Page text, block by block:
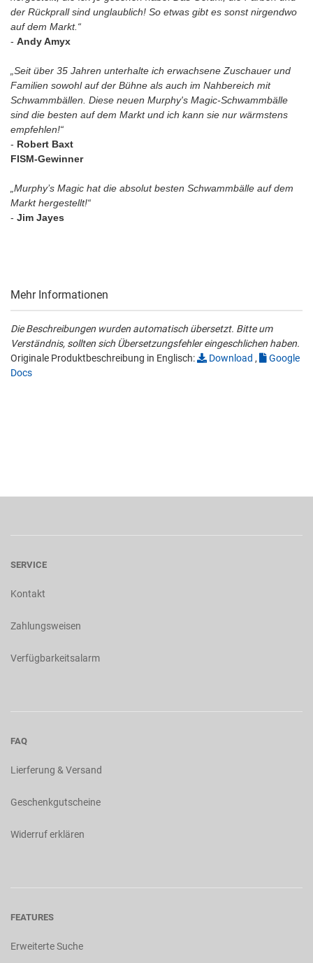
der Rückprall sind unglaublich! So etwas gibt es sonst nirgendwo
auf dem Markt.“
- Andy Amyx
„Seit über 35 Jahren unterhalte ich erwachsene Zuschauer und
Familien sowohl auf der Bühne als auch im Nahbereich mit
Schwammbällen. Diese neuen Murphy's Magic-Schwammbälle
sind die besten auf dem Markt und ich kann sie nur wärmstens
empfehlen!“
- Robert Baxt
FISM-Gewinner
„Murphy’s Magic hat die absolut besten Schwammbälle auf dem
Markt hergestellt!“
- Jim Jayes
Mehr Informationen
Die Beschreibungen wurden automatisch übersetzt. Bitte um
Verständnis, sollten sich Übersetzungsfehler eingeschlichen haben.
Originale Produktbeschreibung in Englisch:
Download ,
Google
Docs
SERVICE
Kontakt
Zahlungsweisen
Verfügbarkeitsalarm
FAQ
Lierferung & Versand
Geschenkgutscheine
Widerruf erklären
FEATURES
Erweiterte Suche